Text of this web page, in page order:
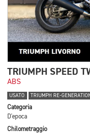
TRIUMPH SPEED
ABS
USATO TRIUMPH RE-GENERATION
Categoria
D'epoca
Chilometraggio